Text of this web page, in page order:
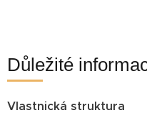
Důležité
Vlastnická struktura